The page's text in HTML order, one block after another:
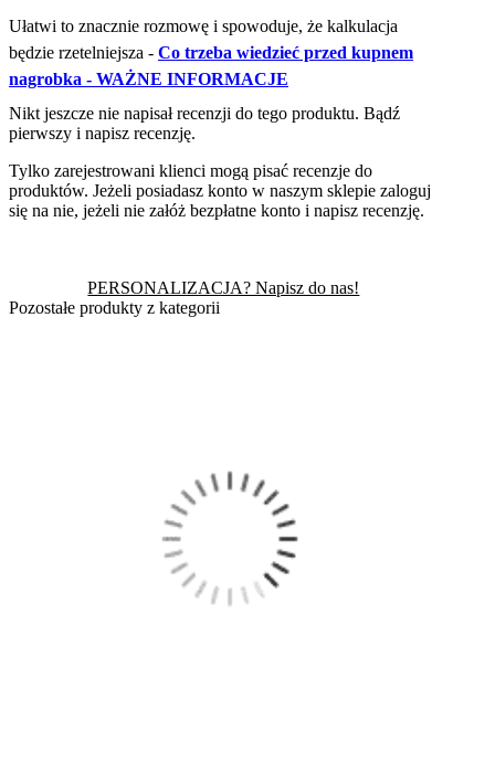
Ułatwi to znacznie rozmowę i spowoduje, że kalkulacja
będzie rzetelniejsza - Co trzeba wiedzieć przed kupnem
nagrobka - WAŻNE INFORMACJE
Nikt jeszcze nie napisał recenzji do tego produktu. Bądź
pierwszy i napisz recenzję.
Tylko zarejestrowani klienci mogą pisać recenzje do
produktów. Jeżeli posiadasz konto w naszym sklepie zaloguj
się na nie, jeżeli nie załóż bezpłatne konto i napisz recenzję.
PERSONALIZACJA? Napisz do nas!
Pozostałe produkty z kategorii